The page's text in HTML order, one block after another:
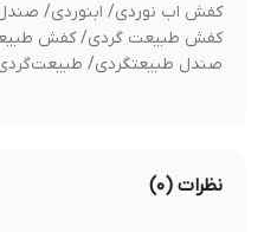
کفش اب نوردی/ ابنوردی/ صندل
کفش طبیعت گردی/ کفش
صندل طبیعتگردی/ طبیعت‌گردی/
نظرات (۰)